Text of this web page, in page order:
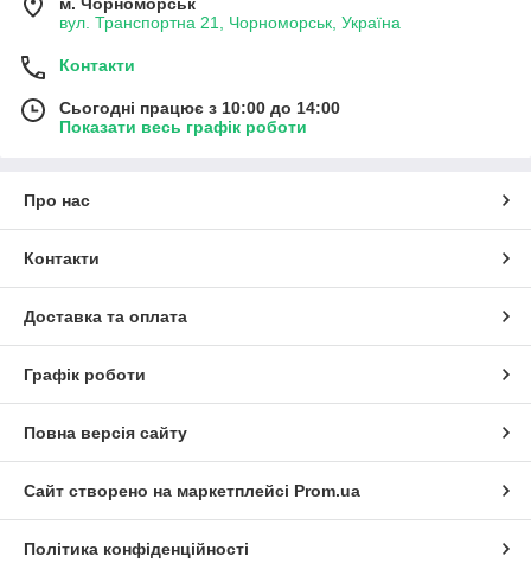
м. Чорноморськ
вул. Транспортна 21, Чорноморськ, Україна
Контакти
Сьогодні працює з 10:00 до 14:00
Показати весь графік роботи
Про нас
Контакти
Доставка та оплата
Графік роботи
Повна версія сайту
Сайт створено на маркетплейсі Prom.ua
Політика конфіденційності